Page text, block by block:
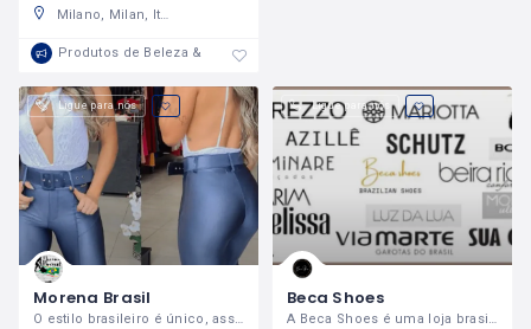
Milano, Milan, Italy
Produtos de Beleza & Suplemento
Ligue para nós
Morena Brasil
O estilo brasileiro é único, assim como a mulher brasileira.
Ligue para nós
Beca Shoes
A Beca Shoes é uma loja brasileira na região de Massachusetts